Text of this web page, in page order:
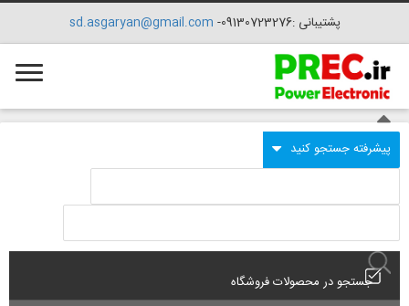
پشتیبانی :09130723276- sd.asgaryan@gmail.com
جستجو در محصولات فروشگاه